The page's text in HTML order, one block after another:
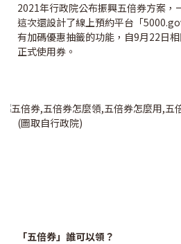
2021年行政院公布振興五倍券方案，
這次還設計了線上預約平台「
有加碼優惠抽籤的功能，自9月22日
正式使用券。
(圖取自行政院)
「五倍券」誰可以領？